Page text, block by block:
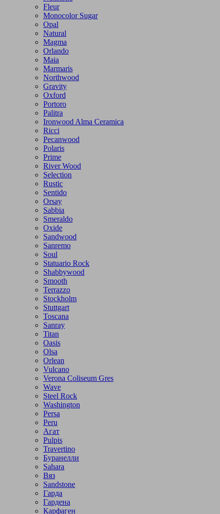
Fleur
Monocolor Sugar
Opal
Natural
Magma
Orlando
Maia
Marmaris
Northwood
Gravity
Oxford
Portoro
Palitra
Ironwood Alma Ceramica
Ricci
Pecanwood
Polaris
Prime
River Wood
Selection
Rustic
Sentido
Orsay
Sabbia
Smeraldo
Oxide
Sandwood
Sanremo
Soul
Statuario Rock
Shabbywood
Smooth
Terrazzo
Stockholm
Stuttgart
Toscana
Sanray
Titan
Oasis
Olsa
Orlean
Vulcano
Verona Coliseum Gres
Wave
Steel Rock
Washington
Persa
Peru
Агат
Pulpis
Travertino
Буранелли
Sahara
Вяз
Sandstone
Гарда
Гардена
Карфаген